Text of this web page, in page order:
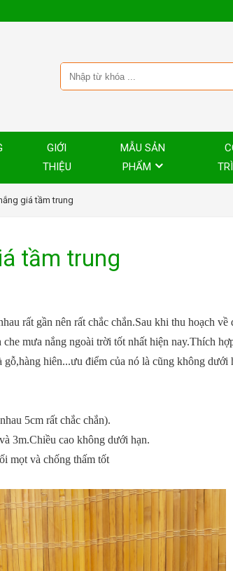
GIỚI
THIỆU
MẪU SẢN
PHẨM
giá tầm trung
tầm trung
rất gần nên rất chắc chắn.Sau khi thu hoạch
mưa nắng ngoài trời tốt nhất hiện nay.Thích
hiên...ưu điểm của nó là cũng không dưới
5cm rất chắc chắn).
3m.Chiều cao không dưới hạn.
mọt và chống thấm tốt